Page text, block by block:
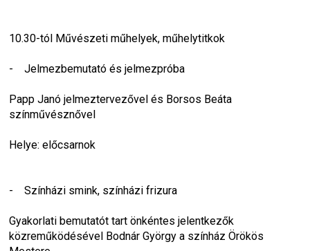
10.30-tól Művészeti műhelyek, műhelytitkok
-    Jelmezbemutató és jelmezpróba
Papp Janó jelmeztervezővel és Borsos Beáta
színművésznővel
Helye: előcsarnok
-    Színházi smink, színházi frizura
Gyakorlati bemutatót tart önkéntes jelentkezők
közreműködésével Bodnár György a színház Örökös